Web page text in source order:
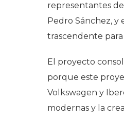
representantes
Pedro Sánchez,
trascendente para
El proyecto
porque este
Volkswagen y
modernas y la